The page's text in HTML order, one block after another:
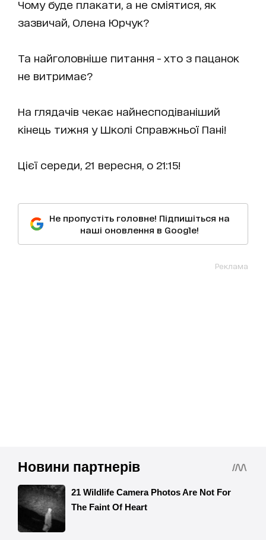
Чому буде плакати, а не сміятися, як
зазвичай, Олена Юрчук?
Та найголовніше питання - хто з пацанок
не витримає?
На глядачів чекає найнесподіваніший
кінець тижня у Школі Справжньої Пані!
Цієї середи, 21 вересня, о 21:15!
Не пропустіть головне! Підпишіться на
наші оновлення в Google!
Реклама